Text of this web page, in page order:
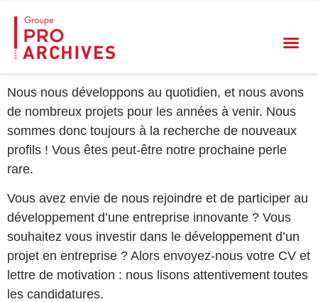
SPONTANÉE
Nous nous développons au quotidien, et nous avons
de nombreux projets pour les années à venir. Nous
sommes donc toujours à la recherche de nouveaux
profils ! Vous êtes peut-être notre prochaine perle
rare.
Vous avez envie de nous rejoindre et de participer au
développement d’une entreprise innovante ? Vous
souhaitez vous investir dans le développement d’un
projet en entreprise ? Alors envoyez-nous votre CV et
lettre de motivation : nous lisons attentivement toutes
les candidatures.